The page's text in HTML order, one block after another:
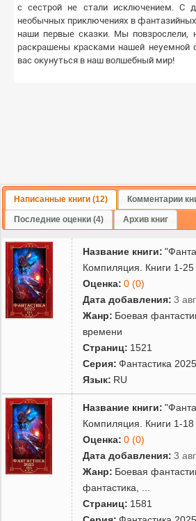
с сестрой не стали исключением. С
необычных приключениях в
наши первые сказки. Мы повзрослели,
раскрашены красками нашей неуемной
вас окунуться в наш волшебный мир!
Написанные книги (12) Комментарии
Последние оценки (4) Архив книг
Название книги:
Компиляция. Книги 1-
Оценка: 0 (0)
Дата добавления: 3
Жанр: Боевая
времени
Страниц: 1521
Серия: Фантастика
Язык: RU
Название книги:
Компиляция. Книги 1-
Оценка: 0 (0)
Дата добавления: 3
Жанр: Боевая
фантастика
Страниц: 1581